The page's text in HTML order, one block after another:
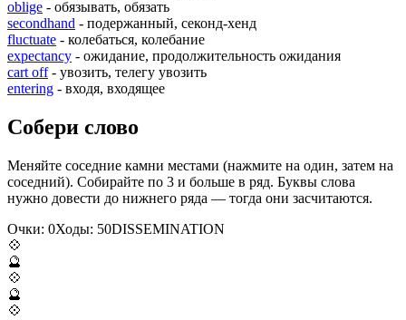
oblige - обязывать, обязать
secondhand - подержанный, секонд-хенд
fluctuate - колебаться, колебание
expectancy - ожидание, продолжительность ожидания
cart off- увозить, телегу увозить
entering - входя, входящее
Собери слово
Меняйте соседние камни местами (нажмите на один, затем на
соседний). Собирайте по 3 и больше в ряд. Буквы слова
нужно довести до нижнего ряда — тогда они засчитаются.
Очки: 0Ходы: 50DISSEMINATION
💠
🔮
💠
🔮
💠